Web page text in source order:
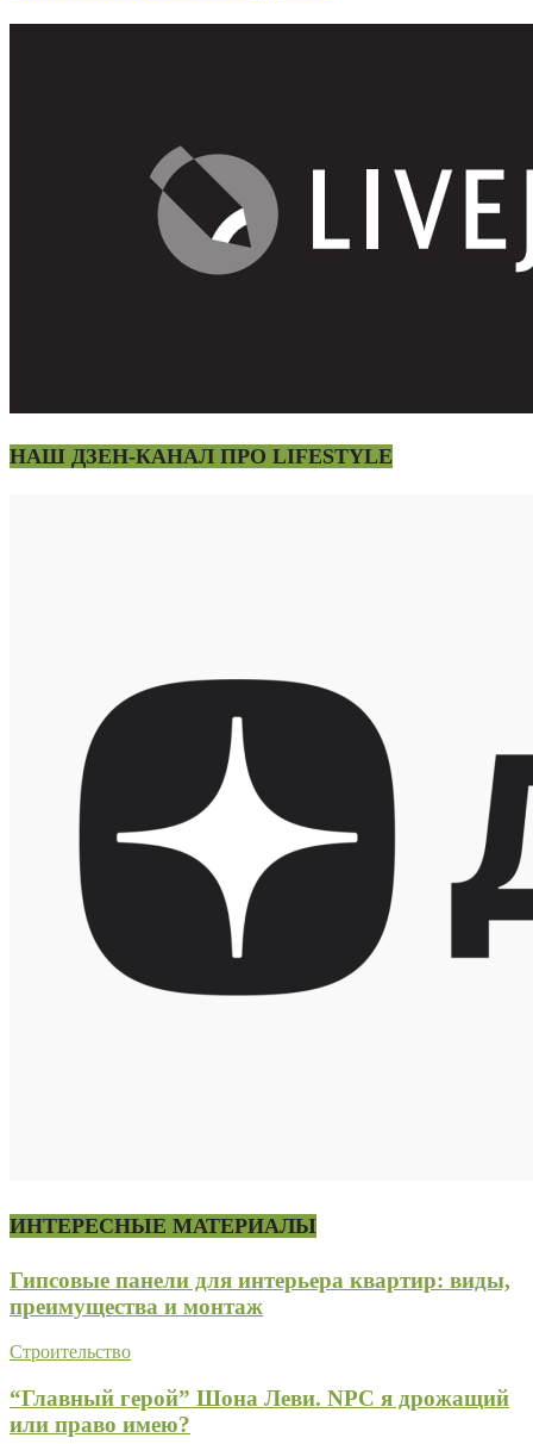
НАШ ДЗЕН-КАНАЛ ПРО LIFESTYLE
ИНТЕРЕСНЫЕ МАТЕРИАЛЫ
Гипсовые панели для интерьера квартир: виды,
преимущества и монтаж
Строительство
“Главный герой” Шона Леви. NPC я дрожащий
или право имею?